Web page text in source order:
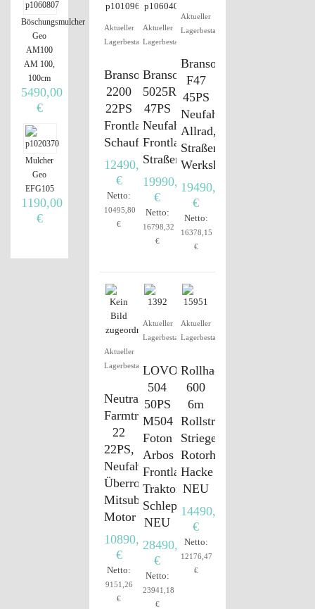
Aktueller
Lagerbestand
Branson
2200
22PS
Frontlader
Schaufel
12490,00
€
Netto:
10495,80
€
Aktueller
Lagerbestand
Branson
5025R
47PS
Neufahrzeug,
Frontlader,
Straßenzulassung
19990,00
€
Netto:
16798,32
€
Aktueller
Lagerbestand
Branson
F47
45PS
Neufahrzeug,
Allrad,
Straßenzulassung,
Werkskabine
19490,00
€
Netto:
16378,15
€
Aktueller
Lagerbestand
Neutraktor
Farmtrac
22
22PS,
Neufahrzeug,
Überrollbügel,
Mitsubishi
Motor
10890,00
€
Netto:
9151,26
€
Aktueller
Lagerbestand
LOVOL
504
50PS
M504
Foton
Arbos
Frontlader
Traktor
Schlepper
NEU
28490,00
€
Netto:
23941,18
€
Aktueller
Lagerbestand
Rollhacke
600
6m
Rollstriegel
Striegel
Rotorhacke
Hacke
NEU
14490,00
€
Netto:
12176,47
€
Böschungsmulcher
Geo
AM100
AM 100,
100cm
5490,00
€
Mulcher
Geo
EFG105
1190,00
€